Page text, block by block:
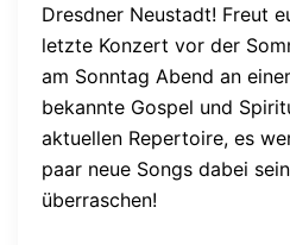
Dresdner Neustadt! Freut
letzte Konzert vor der
am Sonntag Abend an
bekannte Gospel und
aktuellen Repertoire, es
paar neue Songs dabei
überraschen!